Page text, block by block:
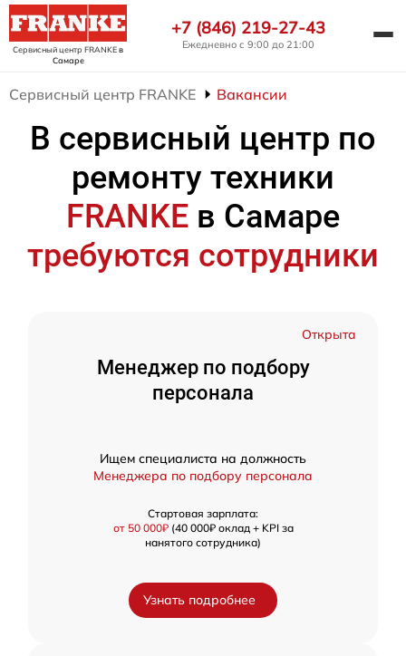
Сервисный центр FRANKEв
Самаре
+7 (846) 219-27-43
Ежедневно с 9:00 до 21:00
Сервисный центр FRANKE Вакансии
В сервисный центр по
ремонту техники
FRANKE в Самаре
требуются сотрудники
Открыта
Менеджер по подбору
персонала
Ищем специалиста на должность
Менеджера по подбору персонала
Стартовая зарплата:
от 50 000₽(40 000₽ оклад + KPI за
нанятого сотрудника)
Узнать подробнее